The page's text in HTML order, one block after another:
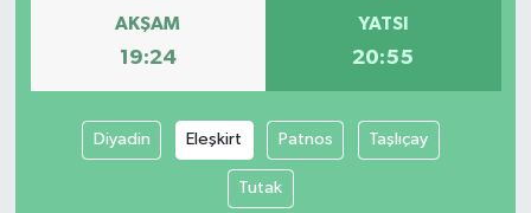
AKŞAM
19:24
YATSI
20:55
Diyadin Eleşkirt Patnos Taşlıçay
Tutak